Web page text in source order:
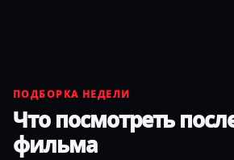
ПОДБОРКА НЕДЕЛИ
Что посмотреть
фильма